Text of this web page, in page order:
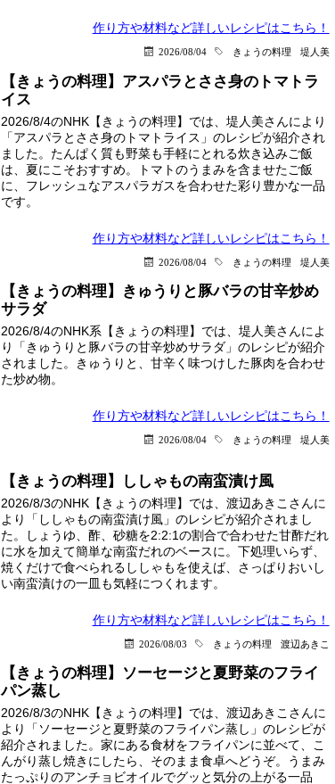
作り方や材料など詳しいレシピはこちら！
2026/08/04 きょうの料理 堤人美
【きょうの料理】アスパラとささ身のトマトラ
イス
2026/8/4のNHK【きょうの料理】では、堤人美さんにより
「アスパラとささ身のトマトライス」のレシピが紹介され
ました。たんぱく質も野菜も手軽にとれる炊き込みご飯
は、夏にこそおすすめ。トマトのうまみを含ませたご飯
に、フレッシュなアスパラガスを合わせた彩り豊かな一品
です。
作り方や材料など詳しいレシピはこちら！
2026/08/04 きょうの料理 堤人美
【きょうの料理】きゅうりと豚バラの甘辛炒め
サラダ
2026/8/4のNHK系【きょうの料理】では、堤人美さんによ
り「きゅうりと豚バラの甘辛炒めサラダ」のレシピが紹介
されました。きゅうりと、甘辛く味つけした豚肉を合わせ
た炒め物。
作り方や材料など詳しいレシピはこちら！
2026/08/04 きょうの料理 堤人美
【きょうの料理】ししゃもの南蛮漬け風
2026/8/3のNHK【きょうの料理】では、渡辺あきこさんに
より「ししゃもの南蛮漬け風」のレシピが紹介されまし
た。しょうゆ、酢、砂糖を2:2:1の割合で合わせた甘酢だれ
に水を加えて簡単な南蛮だれのベースに。下処理いらず、
焼くだけで食べられるししゃもを使えば、さっぱりおいし
い南蛮漬けの一皿も気軽につくれます。
作り方や材料など詳しいレシピはこちら！
2026/08/03 きょうの料理 渡辺あきこ
【きょうの料理】ソーセージと夏野菜のフライ
パン蒸し
2026/8/3のNHK【きょうの料理】では、渡辺あきこさんに
より「ソーセージと夏野菜のフライパン蒸し」のレシピが
紹介されました。家にある食材をフライパンに並べて、こ
んがり蒸し焼きにしたら、そのまま食卓へどうぞ。うまみ
たっぷりのアンチョビオイルでグッと気分の上がる一品